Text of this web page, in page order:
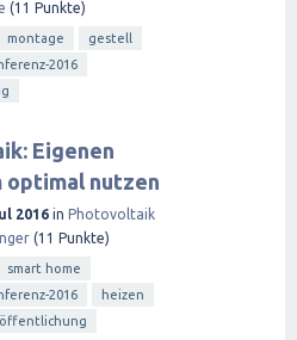
(11 Punkte)
montage
gestell
2016
Eigenen
optimal nutzen
2016 in Photovoltaik
(11 Punkte)
smart home
2016
heizen